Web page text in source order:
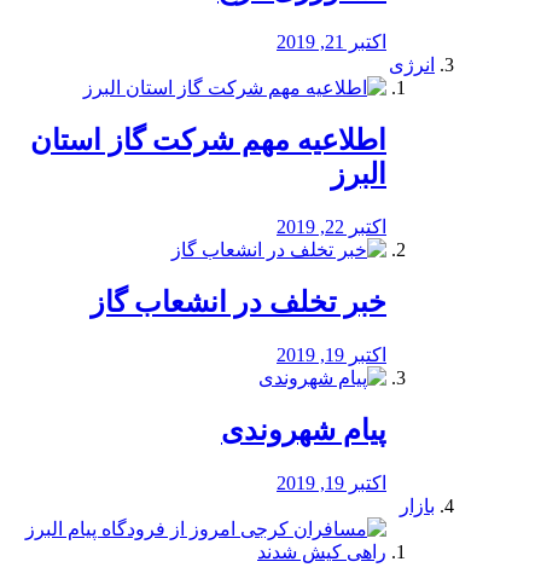
اکتبر 21, 2019
انرژی
️اطلاعیه مهم شرکت گاز استان
البرز
اکتبر 22, 2019
خبر تخلف در انشعاب گاز
اکتبر 19, 2019
پیام شهروندی
اکتبر 19, 2019
بازار